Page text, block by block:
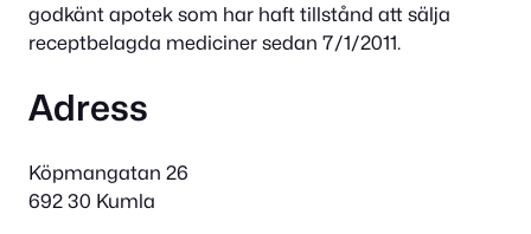
godkänt apotek som har haft tillstånd att sälja
receptbelagda mediciner sedan 7/1/2011.
Adress
Köpmangatan 26
692 30 Kumla